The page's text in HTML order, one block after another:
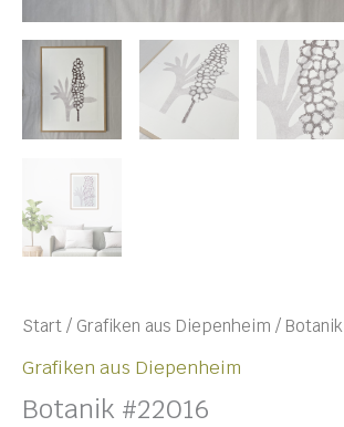
Start / Grafiken aus Diepenheim /
Grafiken aus Diepenheim
Botanik #22016